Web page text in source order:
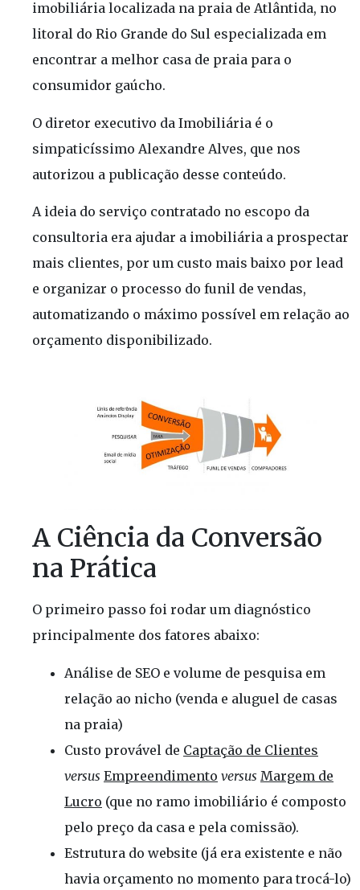
imobiliária localizada na praia de Atlântida, no
litoral do Rio Grande do Sul especializada em
encontrar a melhor casa de praia para o
consumidor gaúcho.
O diretor executivo da Imobiliária é o
simpaticíssimo Alexandre Alves, que nos
autorizou a publicação desse conteúdo.
A ideia do serviço contratado no escopo da
consultoria era ajudar a imobiliária a prospectar
mais clientes, por um custo mais baixo por lead
e organizar o processo do funil de vendas,
automatizando o máximo possível em relação ao
orçamento disponibilizado.
A Ciência da Conversão
na Prática
O primeiro passo foi rodar um diagnóstico
principalmente dos fatores abaixo:
Análise de SEO e volume de pesquisa em
relação ao nicho (venda e aluguel de casas
na praia)
Custo provável de Captação de Clientes
versus Empreendimento versus Margem de
Lucro (que no ramo imobiliário é composto
pelo preço da casa e pela comissão).
Estrutura do website (já era existente e não
havia orçamento no momento para trocá-lo)